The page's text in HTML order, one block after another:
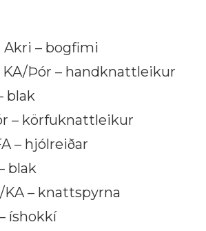
Akri – bogfimi
Þór – handknattleikur
blak
– körfuknattleikur
– hjólreiðar
blak
KA – knattspyrna
íshokkí